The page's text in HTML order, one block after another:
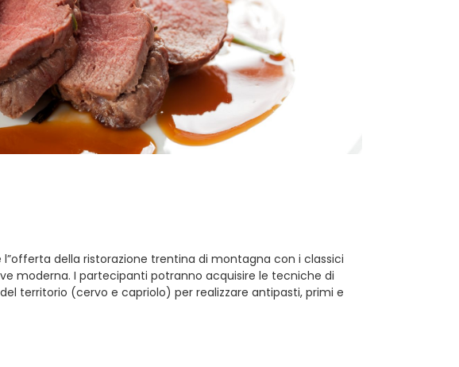
della ristorazione trentina di montagna con i classici
moderna. I partecipanti potranno acquisire le tecniche di
territorio (cervo e capriolo) per realizzare antipasti, primi e